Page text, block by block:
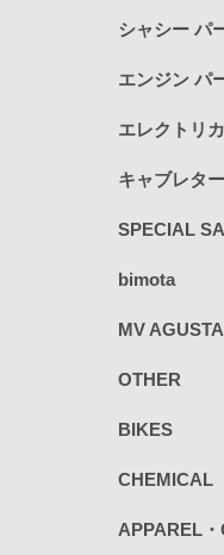
シャシー パ
エンジン パ
エレクトリ
キャブレタ
SPECIAL
bimota
MV AGUSTA
OTHER
BIKES
CHEMICAL
APPAREL